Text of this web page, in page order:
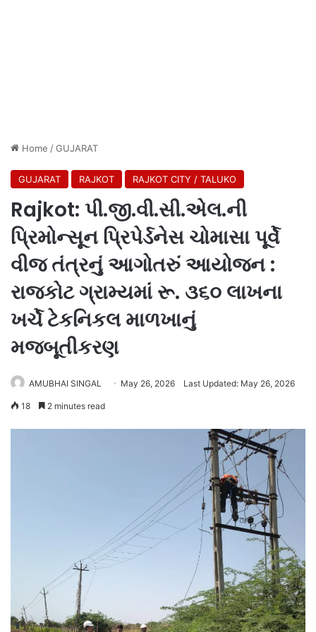
Home /GUJARAT
GUJARAT RAJKOT RAJKOT CITY / TALUKO
Rajkot: પી.જી.વી.સી.એલ.ની
પ્રિમોન્સૂન પ્રિપેર્ડનેસ ચોમાસા પૂર્વે
વીજ તંત્રનું આગોતરું આયોજન :
રાજકોટ ગ્રામ્યમાં રૂ. ૩૬૦ લાખના
ખર્ચે ટેકનિકલ માળખાનું
મજબૂતીકરણ
AMUBHAI SINGAL May 26, 2026 Last Updated: May 26, 2026
18 2 minutes read